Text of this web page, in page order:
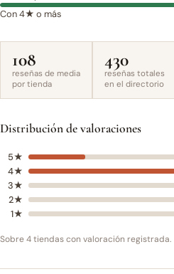
Con 4★ o más
108
reseñas de media
por tienda
430
reseñas totales
en el directorio
Distribución de valoraciones
5★
4★
3★
2★
1★
Sobre 4 tiendas con valoración registrada.